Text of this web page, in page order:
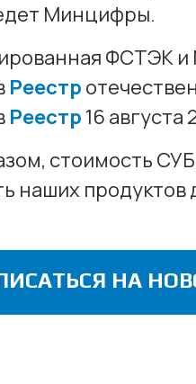
Минцифры.
ФСТЭК
Реестр
Реестр 16 августа
стоимость
наших
НА